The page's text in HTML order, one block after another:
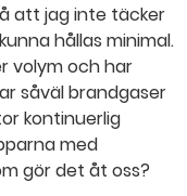
att jag inte täcker
hållas minimal.
volym och har
såväl brandgaser
kontinuerlig
med
gör det åt oss?